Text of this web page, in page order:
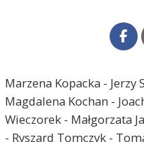
Marzena Kopacka - Jerzy
Magdalena Kochan -
Wieczorek - Małgorzata
- Ryszard Tomczyk -